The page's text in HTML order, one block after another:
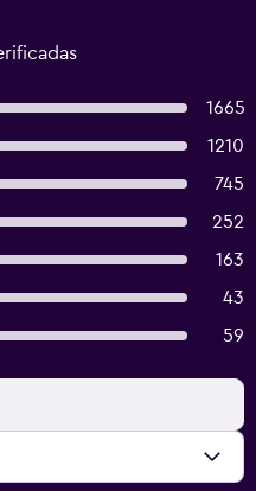
1665
1210
745
252
163
43
59